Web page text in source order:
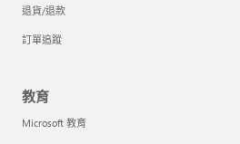
退貨/退款
訂單追蹤
教育
Microsoft 教育